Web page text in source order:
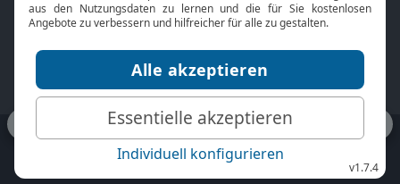
Jobs
Mediadaten
TV-Empfang
bibeltv.de: Impressum
Datenschutz
Nutzungsbedingungen